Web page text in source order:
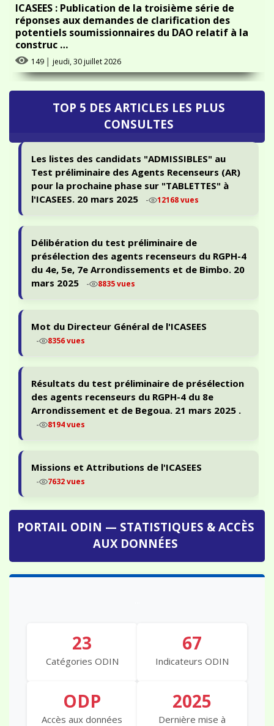
ICASEES : Publication de la troisième série de
réponses aux demandes de clarification des
potentiels soumissionnaires du DAO relatif à la
construc …
149 jeudi, 30 juillet 2026
TOP 5 DES ARTICLES LES PLUS
CONSULTES
Les listes des candidats "ADMISSIBLES" au
Test préliminaire des Agents Recenseurs (AR)
pour la prochaine phase sur "TABLETTES" à
l'ICASEES. 20 mars 2025
- 12168 vues
Délibération du test préliminaire de
présélection des agents recenseurs du RGPH-4
du 4e, 5e, 7e Arrondissements et de Bimbo. 20
mars 2025
- 8835 vues
Mot du Directeur Général de l'ICASEES
- 8356 vues
Résultats du test préliminaire de présélection
des agents recenseurs du RGPH-4 du 8e
Arrondissement et de Begoua. 21 mars 2025 .
- 8194 vues
Missions et Attributions de l'ICASEES
- 7632 vues
PORTAIL ODIN — STATISTIQUES & ACCÈS
AUX DONNÉES
23
Catégories ODIN
67
Indicateurs ODIN
ODP
Accès aux données
2025
Dernière mise à